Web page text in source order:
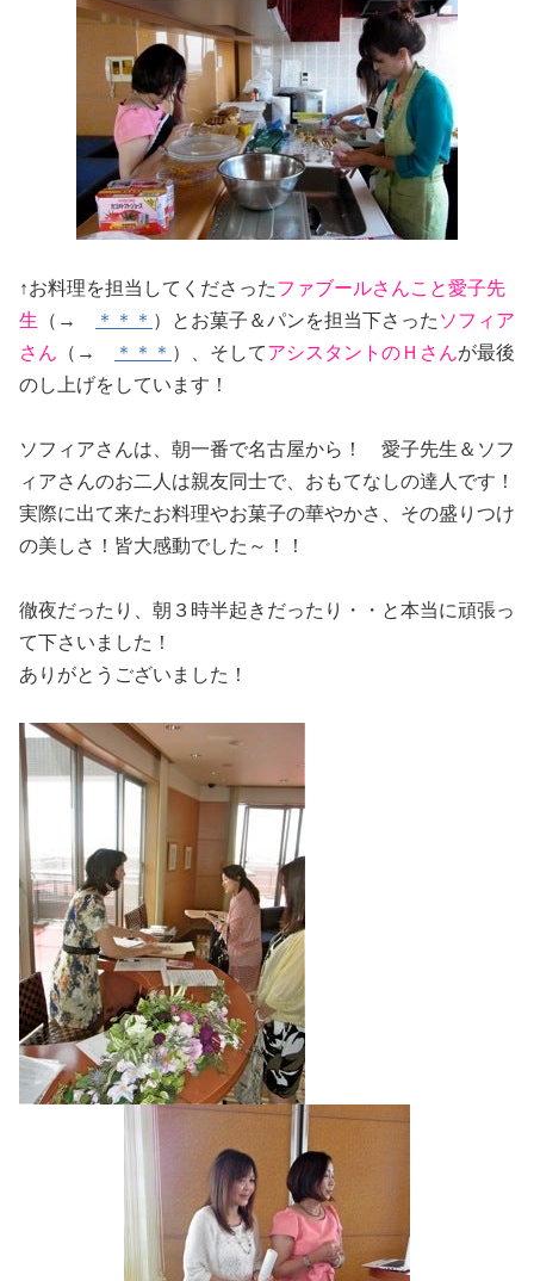
↑お料理を担当してくださったファブールさんこと愛子先
生 （→ ＊＊＊ ）とお菓子＆パンを担当下さった ソフィア
さん （→ ＊＊＊ ）、そしてアシスタントのＨさんが最後
のし上げをしています！
ソフィアさんは、朝一番で名古屋から！ 愛子先生＆ソフ
ィアさんのお二人は親友同士で、おもてなしの達人です！
実際に出て来たお料理やお菓子の華やかさ、その盛りつけ
の美しさ！皆大感動でした～！！
徹夜だったり、朝３時半起きだったり・・と本当に頑張っ
て下さいました！
ありがとうございました！